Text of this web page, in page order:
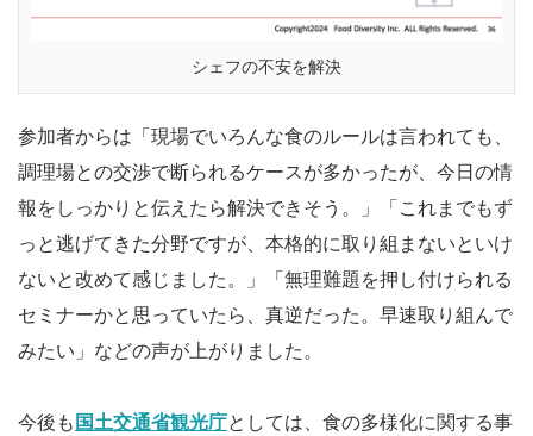
シェフの不安を解決
参加者からは「現場でいろんな食のルールは言われても、
調理場との交渉で断られるケースが多かったが、今日の情
報をしっかりと伝えたら解決できそう。」「これまでもず
っと逃げてきた分野ですが、本格的に取り組まないといけ
ないと改めて感じました。」「無理難題を押し付けられる
セミナーかと思っていたら、真逆だった。早速取り組んで
みたい」などの声が上がりました。
今後も国土交通省観光庁としては、食の多様化に関する事